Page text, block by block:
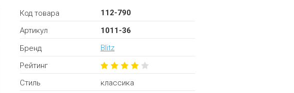
Код товара
112-790
Артикул
1011-36
Бренд
Blitz
Рейтинг
Стиль
классика